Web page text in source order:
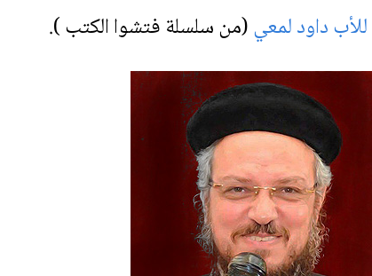
للأب داود لمعي(من سلسلة فتشوا الكتب ).